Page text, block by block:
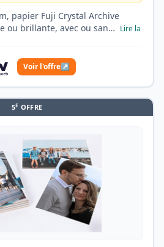
papier Fuji Crystal Archive
ou brillante, avec ou san… Lire la
Voir l'offre↗
5E OFFRE